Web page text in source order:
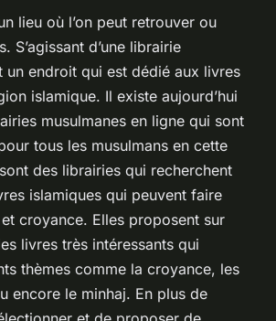
lieu où l’on peut retrouver ou
S’agissant d’une librairie
un endroit qui est dédié aux livres
islamique. Il existe aujourd’hui
musulmanes en ligne qui sont
tous les musulmans en cette
des librairies qui recherchent
islamiques qui peuvent faire
croyance. Elles proposent sur
livres très intéressants qui
thèmes comme la croyance, les
encore le minhaj. En plus de